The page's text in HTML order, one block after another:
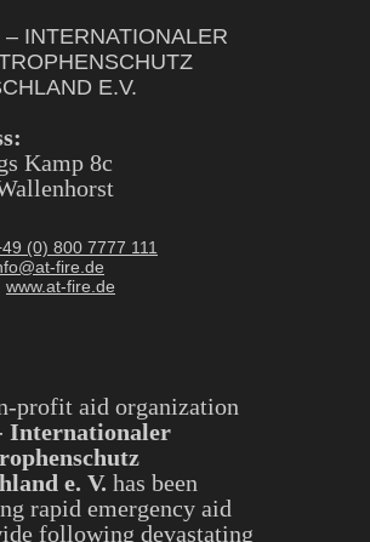
– INTERNATIONALER
E.V.
Kamp 8c
(0) 800 7777 111
fire.de
www.at-fire.de
profit aid organization
Internationaler
e. V. has been
rapid emergency aid
following devastating